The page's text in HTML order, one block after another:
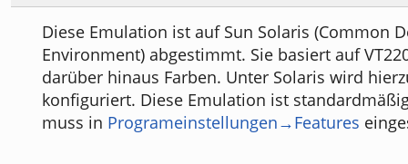
Diese Emulation ist auf Sun Solaris (Common
Environment) abgestimmt. Sie basiert auf
darüber hinaus Farben. Unter Solaris wird
konfiguriert. Diese Emulation ist
muss in Programeinstellungen→Features